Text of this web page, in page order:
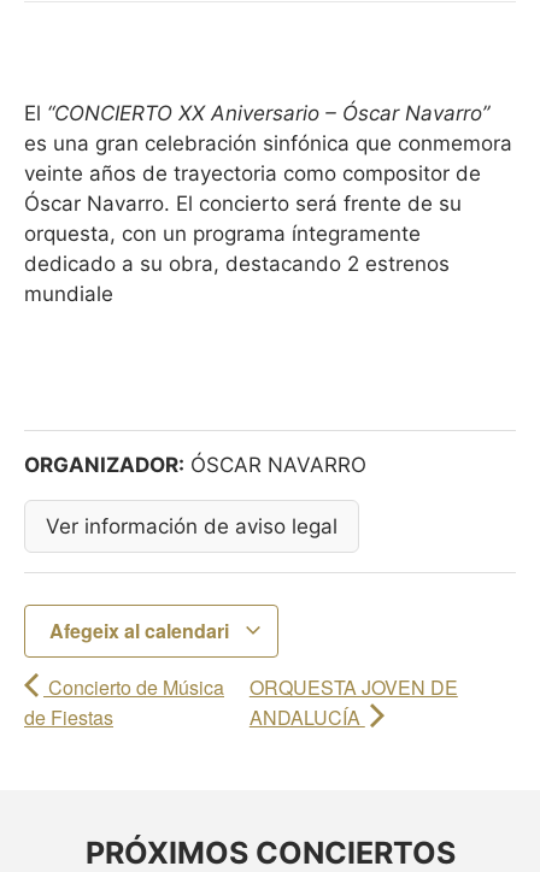
El “CONCIERTO XX Aniversario – Óscar Navarro”
es una gran celebración sinfónica que conmemora
veinte años de trayectoria como compositor de
Óscar Navarro. El concierto será frente de su
orquesta, con un programa íntegramente
dedicado a su obra, destacando 2 estrenos
mundiale
ORGANIZADOR: ÓSCAR NAVARRO
Ver información de aviso legal
Afegeix al calendari
Concierto de Música
de Fiestas
ORQUESTA JOVEN DE
ANDALUCÍA
PRÓXIMOS CONCIERTOS